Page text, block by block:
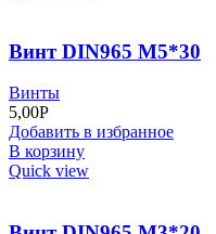
Винт DIN965 М5*30
Винты
5,00Р
Добавить в избранное
В корзину
Quick view